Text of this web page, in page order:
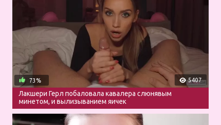
5407
73%
Лакшери Герл побаловала кавалера слюнявым
минетом, и вылизыванием яичек